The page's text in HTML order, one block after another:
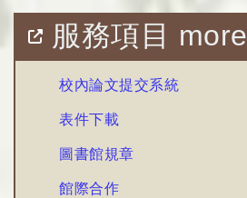
服務項目 more
校內論文提交系統
表件下載
圖書館規章
館際合作